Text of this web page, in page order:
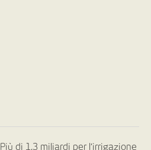
Più di 1,3 miliardi per l’irrigazione